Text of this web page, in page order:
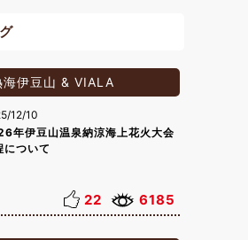
海伊豆山 & VIALA
12/10
年伊豆山温泉納涼海上花火大会
について
22 6185